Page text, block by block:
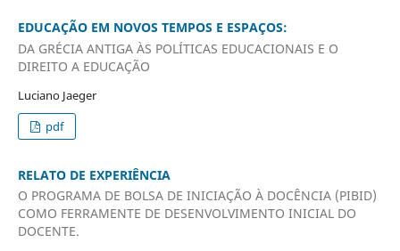
EDUCAÇÃO EM NOVOS TEMPOS E ESPAÇOS:
DA GRÉCIA ANTIGA ÀS POLÍTICAS EDUCACIONAIS E O
DIREITO A EDUCAÇÃO
Luciano Jaeger
pdf
RELATO DE EXPERIÊNCIA
O PROGRAMA DE BOLSA DE INICIAÇÃO À DOCÊNCIA (PIBID)
COMO FERRAMENTE DE DESENVOLVIMENTO INICIAL DO
DOCENTE.